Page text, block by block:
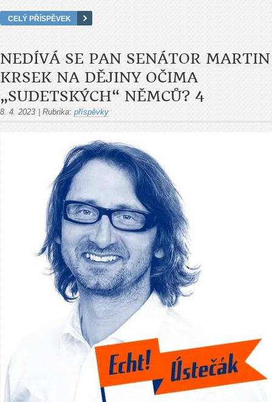
CELÝ PŘÍSPĚVEK
NEDÍVÁ SE PAN SENÁTOR MARTIN
KRSEK NA DĚJINY OČIMA
„SUDETSKÝCH“ NĚMCŮ? 4
8. 4. 2023 Rubrika: příspěvky